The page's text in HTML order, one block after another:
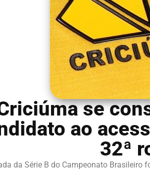
se
ao
32ª
da Série B do Campeonato